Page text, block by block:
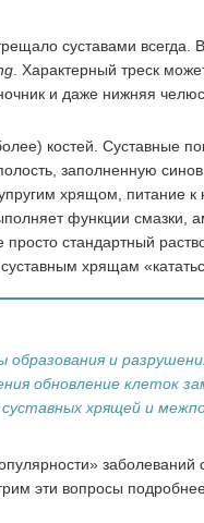
суставами
. Характерный треск
и даже нижняя
костей. Суставные
заполненную
хрящом, питание к
функции смазки,
стандартный
хрящам
образования и
обновление клеток
хрящей и
заболеваний
эти вопросы